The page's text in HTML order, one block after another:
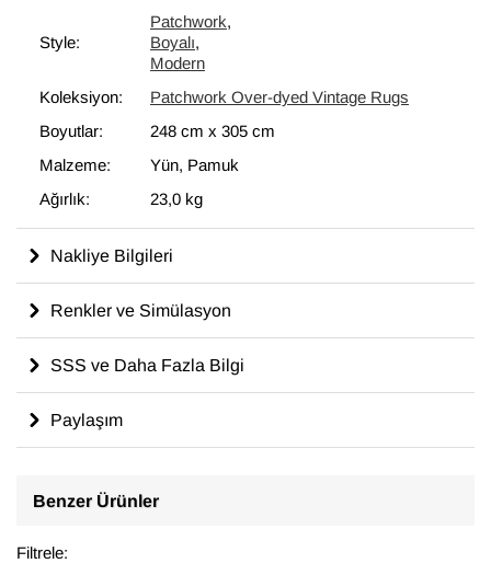
Style:
Patchwork,
Boyalı,
Modern
Koleksiyon:
Patchwork Over-dyed Vintage Rugs
Boyutlar:
248 cm x 305 cm
Malzeme:
Yün, Pamuk
Ağırlık:
23,0 kg
Nakliye Bilgileri
Renkler ve Simülasyon
SSS ve Daha Fazla Bilgi
Paylaşım
Benzer Ürünler
Filtrele: